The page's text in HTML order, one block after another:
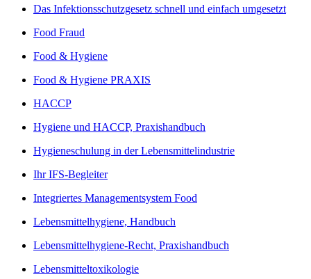
Das Infektionsschutzgesetz schnell und einfach umgesetzt
Food Fraud
Food & Hygiene
Food & Hygiene PRAXIS
HACCP
Hygiene und HACCP, Praxishandbuch
Hygieneschulung in der Lebensmittelindustrie
Ihr IFS-Begleiter
Integriertes Managementsystem Food
Lebensmittelhygiene, Handbuch
Lebensmittelhygiene-Recht, Praxishandbuch
Lebensmitteltoxikologie